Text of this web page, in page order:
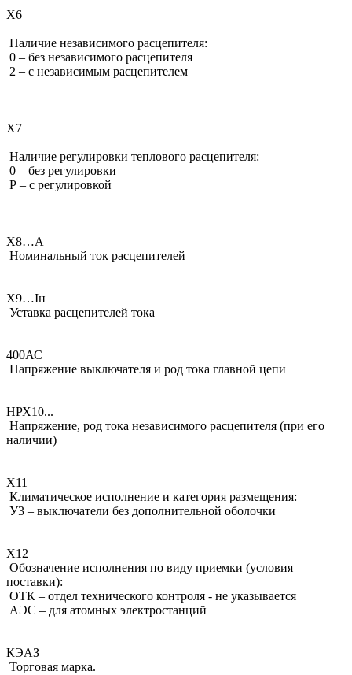
Х6
Наличие независимого расцепителя:
0 – без независимого расцепителя
2 – с независимым расцепителем
Х7
Наличие регулировки теплового расцепителя:
0 – без регулировки
Р – с регулировкой
Х8…А
Номинальный ток расцепителей
Х9…Iн
Уставка расцепителей тока
400АС
Напряжение выключателя и род тока главной цепи
НРХ10...
Напряжение, род тока независимого расцепителя (при его
наличии)
Х11
Климатическое исполнение и категория размещения:
У3 – выключатели без дополнительной оболочки
Х12
Обозначение исполнения по виду приемки (условия
поставки):
ОТК – отдел технического контроля - не указывается
АЭС – для атомных электростанций
КЭАЗ
Торговая марка.